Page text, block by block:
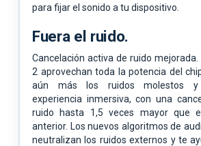
para fijar el sonido a tu dispositivo.
Fuera el ruido.
Cancelación activa de ruido
2 aprovechan toda la potencia del
aún más los ruidos molestos y
experiencia inmersiva, con una
ruido hasta 1,5 veces mayor que
anterior. Los nuevos algoritmos de
neutralizan los ruidos externos y te